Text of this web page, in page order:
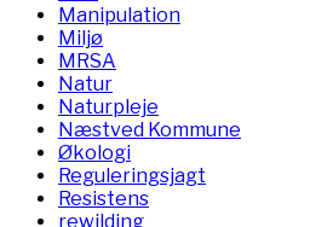
Manipulation
Miljø
MRSA
Natur
Naturpleje
Næstved Kommune
Økologi
Reguleringsjagt
Resistens
rewilding